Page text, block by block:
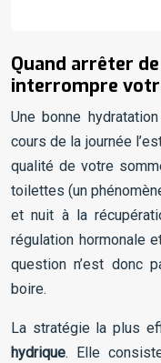
Quand arrêter
interrompre
Une bonne
cours de la journée
qualité de votre
toilettes (un
et nuit à la
régulation hormonale
question n’est donc
boire.
La stratégie la plus
hydrique. Elle